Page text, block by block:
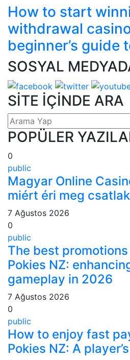
How to start
withdrawal
beginner’s guide
SOSYAL
SİTE İÇİNDE ARA
POPÜLER
0
public
Magyar Online
miért éri meg
7 Ağustos 2026
0
public
The best
Pokies NZ:
gameplay in 2026
7 Ağustos 2026
0
public
How to enjoy fast
Pokies NZ: A